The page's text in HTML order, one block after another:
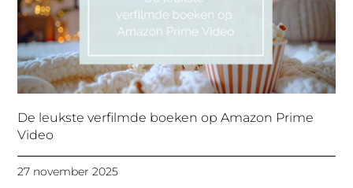
De leukste verfilmde boeken op Amazon Prime
Video
27 november 2025